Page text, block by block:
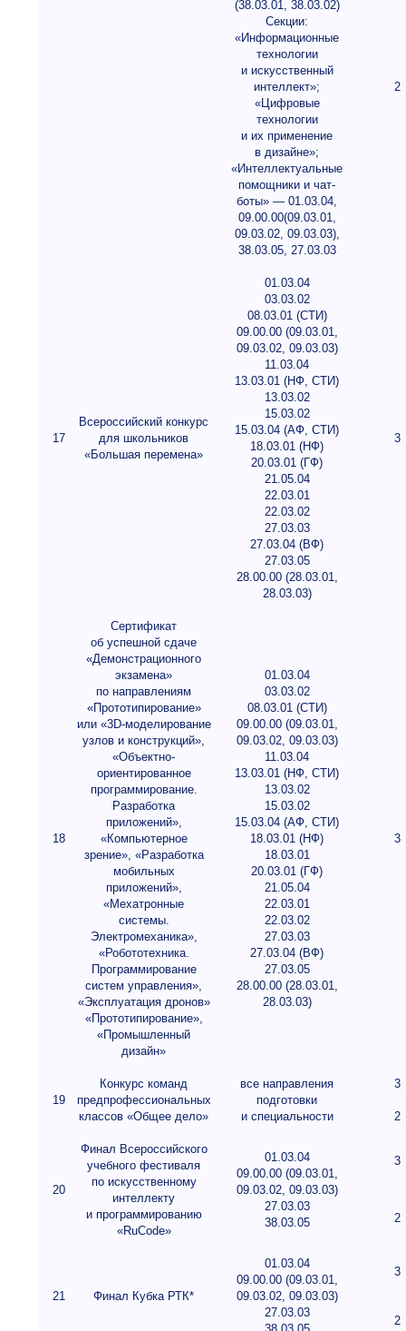
(38.03.01, 38.03.02)
Секции:
«Информационные
технологии
и искусственный
интеллект»;
«Цифровые
технологии
и их применение
в дизайне»;
«Интеллектуальные
помощники и чат-
боты» — 01.03.04,
09.00.00(09.03.01,
09.03.02, 09.03.03),
38.03.05, 27.03.03
2
17
Всероссийский конкурс
для школьников
«Большая перемена»
01.03.04
03.03.02
08.03.01 (СТИ)
09.00.00 (09.03.01,
09.03.02, 09.03.03)
11.03.04
13.03.01 (НФ, СТИ)
13.03.02
15.03.02
15.03.04 (АФ, СТИ)
18.03.01 (НФ)
20.03.01 (ГФ)
21.05.04
22.03.01
22.03.02
27.03.03
27.03.04 (ВФ)
27.03.05
28.00.00 (28.03.01,
28.03.03)
3
18
Сертификат
об успешной сдаче
«Демонстрационного
экзамена»
по направлениям
«Прототипирование»
или «3D-моделирование
узлов и конструкций»,
«Объектно-
ориентированное
программирование.
Разработка
приложений»,
«Компьютерное
зрение», «Разработка
мобильных
приложений»,
«Мехатронные
системы.
Электромеханика»,
«Робототехника.
Программирование
систем управления»,
«Эксплуатация дронов»
«Прототипирование»,
«Промышленный
дизайн»
01.03.04
03.03.02
08.03.01 (СТИ)
09.00.00 (09.03.01,
09.03.02, 09.03.03)
11.03.04
13.03.01 (НФ, СТИ)
13.03.02
15.03.02
15.03.04 (АФ, СТИ)
18.03.01 (НФ)
18.03.01
20.03.01 (ГФ)
21.05.04
22.03.01
22.03.02
27.03.03
27.03.04 (ВФ)
27.03.05
28.00.00 (28.03.01,
28.03.03)
3
19
Конкурс команд
предпрофессиональных
классов «Общее дело»
все направления
подготовки
и специальности
3
2
20
Финал Всероссийского
учебного фестиваля
по искусственному
интеллекту
и программированию
«RuCode»
01.03.04
09.00.00 (09.03.01,
09.03.02, 09.03.03)
27.03.03
38.03.05
3
2
21 Финал Кубка РТК*
01.03.04
09.00.00 (09.03.01,
09.03.02, 09.03.03)
27.03.03
3
2